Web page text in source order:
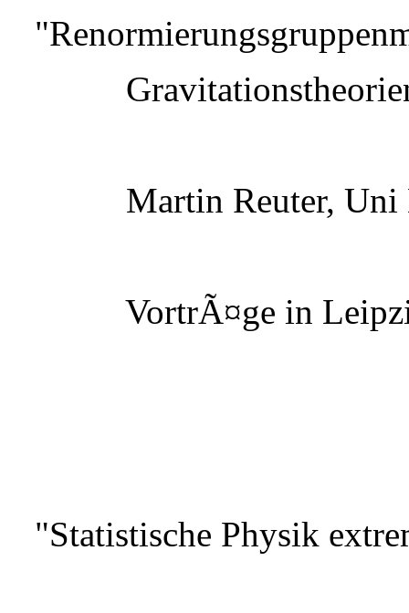
Martin Reuter, Uni
VortrÃ¤ge in
"Statistische Physik